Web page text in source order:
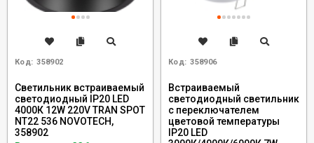
Код: 358902
Светильник встраиваемый
светодиодный IP20 LED
4000К 12W 220V TRAN SPOT
NT22 536 NOVOTECH,
358902
Код: 358906
Встраиваемый
светодиодный светильник
с переключателем
цветовой температуры
IP20 LED